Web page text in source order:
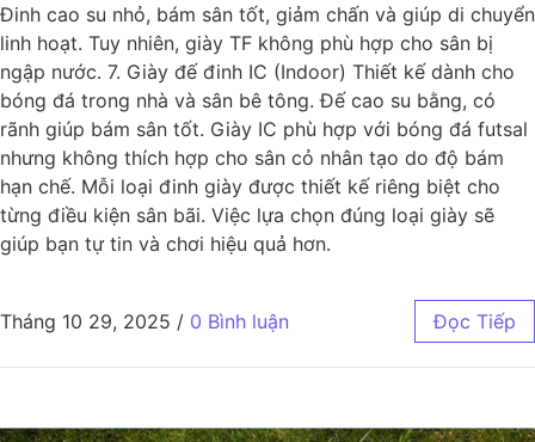
Đinh cao su nhỏ, bám sân tốt, giảm chấn và giúp di chuyển
linh hoạt. Tuy nhiên, giày TF không phù hợp cho sân bị
ngập nước. 7. Giày đế đinh IC (Indoor) Thiết kế dành cho
bóng đá trong nhà và sân bê tông. Đế cao su bằng, có
rãnh giúp bám sân tốt. Giày IC phù hợp với bóng đá futsal
nhưng không thích hợp cho sân cỏ nhân tạo do độ bám
hạn chế. Mỗi loại đinh giày được thiết kế riêng biệt cho
từng điều kiện sân bãi. Việc lựa chọn đúng loại giày sẽ
giúp bạn tự tin và chơi hiệu quả hơn.
Tháng 10 29, 2025 / 0 Bình luận Đọc Tiếp